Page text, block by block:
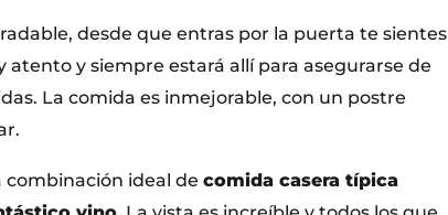
desde que entras por la puerta te sientes
atento y siempre estará allí para asegurarse de
La comida es inmejorable, con un postre
combinación ideal de comida casera típica